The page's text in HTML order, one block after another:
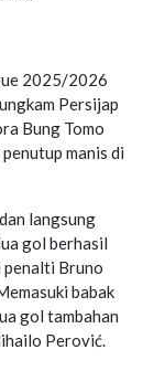
2025/2026
Persijap
Bung Tomo
manis di
langsung
gol berhasil
penalti Bruno
babak
gol tambahan
Perović.